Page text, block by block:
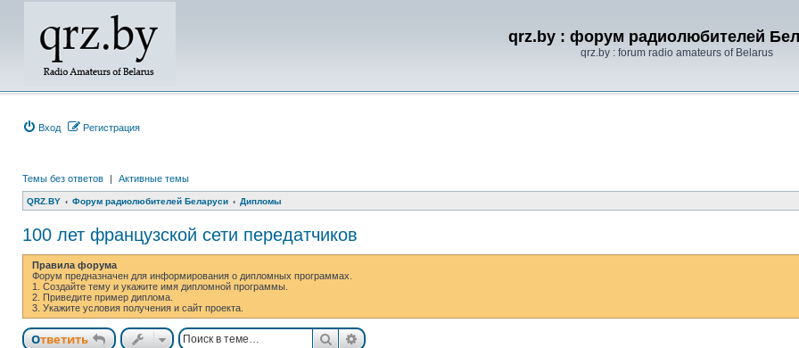
qrz.by : форум радиолюбителей
qrz.by : forum radio amateurs of Belarus
Вход Регистрация
Темы без ответов | Активные темы
QRZ.BY Форум радиолюбителей Беларуси Дипломы
100 лет французской сети передатчиков
Правила форума
Форум предназначен для информирования о дипломных программах.
1. Создайте тему и укажите имя дипломной программы.
2. Приведите пример диплома.
3. Укажите условия получения и сайт проекта.
Ответить ПоискРасширенный поиск